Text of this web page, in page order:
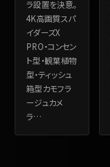
ラ設置を決意。
4K高画質スパ
イダーズX
PRO・コンセン
ト型・観葉植物
型・ティッシュ
箱型カモフラ
ージュカメ
ラ…